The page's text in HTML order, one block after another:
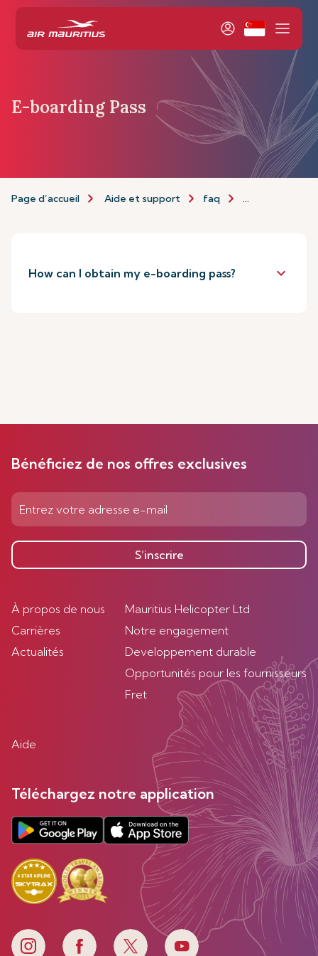
E-boarding Pass
Page d’accueil Aide et support faq E-boarding
How can I obtain my e-boarding pass? keyboard_arrow_down
Bénéficiez de nos offres exclusives
S’inscrire
À propos de nous
Carrières
Actualités
Mauritius Helicopter Ltd
Notre engagement
Developpement durable
Opportunités pour les fournisseurs
Fret
Aide
Téléchargez notre application